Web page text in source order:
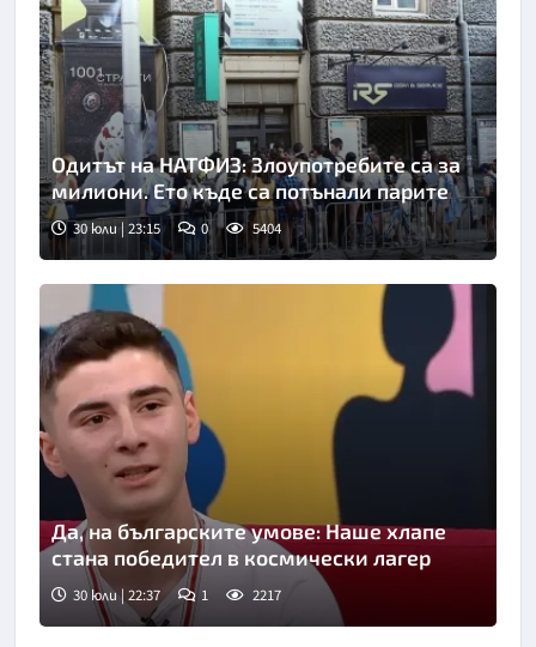
Одитът на НАТФИЗ: Злоупотребите са за
милиони. Ето къде са потънали парите
30 юли | 23:15 0 5404
Да, на българските умове: Наше хлапе
стана победител в космически лагер
30 юли | 22:37 1 2217